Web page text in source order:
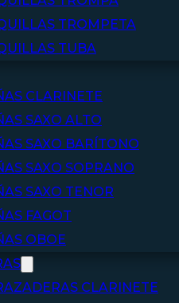
TROMPETA
TUBA
CLARINETE
SAXO ALTO
SAXO BARÍTONO
SAXO SOPRANO
SAXO TENOR
FAGOT
OBOE
CLARINETE